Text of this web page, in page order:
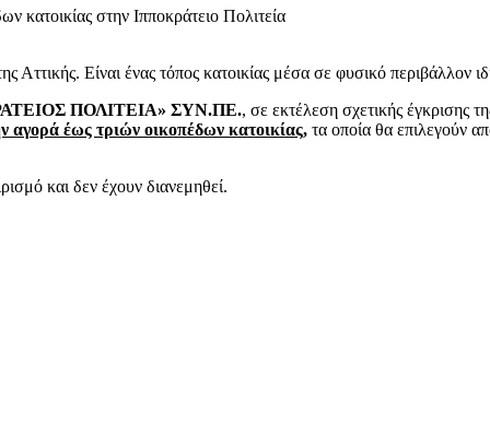
Αττικής. Είναι ένας τόπος κατοικίας μέσα σε φυσικό περιβάλλον
ΠΟΛΙΤΕΙΑ» ΣΥΝ.ΠΕ., σε εκτέλεση σχετικής έγκρισης
αγορά έως τριών οικοπέδων κατοικίας, τα οποία θα επιλεγούν
και δεν έχουν διανεμηθεί.